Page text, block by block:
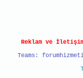
Reklam ve
Teams: